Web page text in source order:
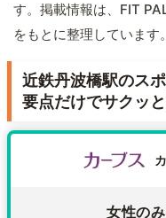
す。掲載情報は、FIT
をもとに整理しています。
近鉄丹波橋駅のス
要点だけでサクッ
女性の